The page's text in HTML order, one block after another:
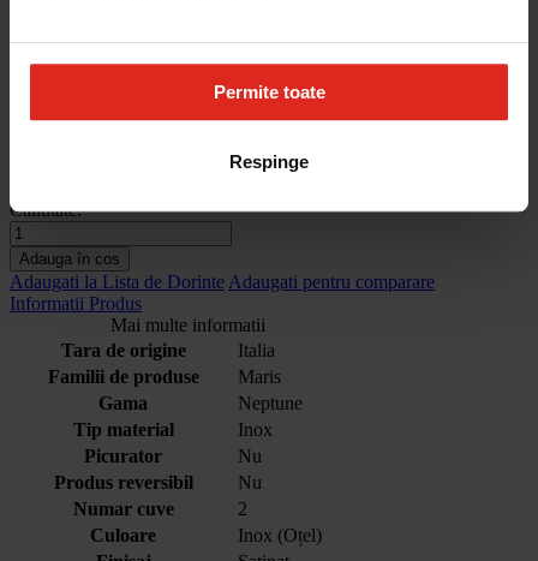
Permite toate
Respinge
alege varianta potrivită în funcție de spațiul din bucătărie.
Adâncimea cuvei de 200 mm permite spălarea unor vase înalte, iar
accesoriile opționale fac din timpul petrecut în bucătărie unul extrem
de plăcut. Garnitura fixată din fabrică permite instalarea ușoară și
etanșează perfect chiuveta pe blatul de lucru.
Pret special 1.933,55 RON
Cantitate:
Adauga în cos
Adaugati la Lista de Dorinte Adaugati pentru comparare
Informatii Produs
Mai multe informatii
Tara de origine
Italia
Familii de produse
Maris
Gama
Neptune
Tip material
Inox
Picurator
Nu
Produs reversibil
Nu
Numar cuve
2
Culoare
Inox (Oțel)